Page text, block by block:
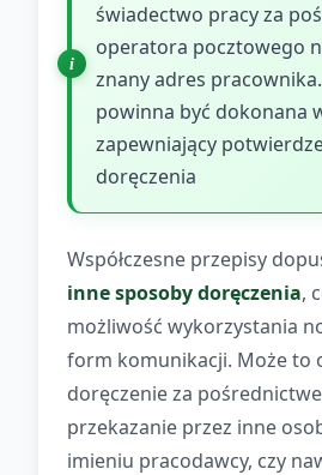
świadectwo pracy za
operatora pocztowego
znany adres pracownika.
powinna być dokonana
zapewniający
doręczenia
Współczesne przepisy
inne sposoby doręczenia,
możliwość wykorzystania
form komunikacji. Może to
doręczenie za
przekazanie przez inne
imieniu pracodawcy, czy